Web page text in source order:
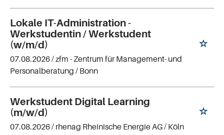
Lokale IT-Administration -
Werkstudentin / Werkstudent
(w/m/d)
07.08.2026 /zfm - Zentrum für Management- und
Personalberatung / Bonn
Werkstudent Digital Learning
(m/w/d)
07.08.2026 / rhenag Rheinische Energie AG/ Köln